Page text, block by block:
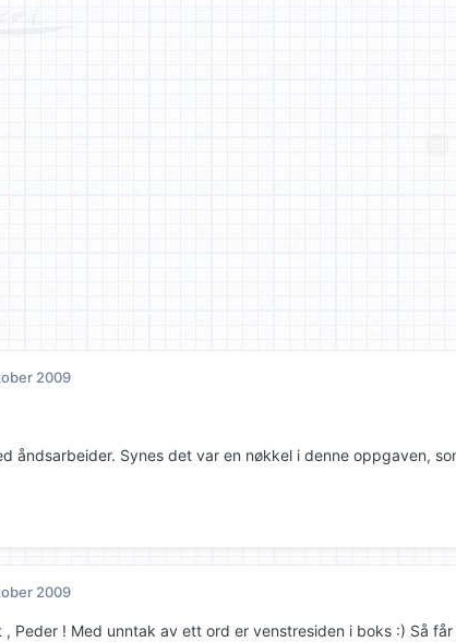
2009
åndsarbeider. Synes det var en nøkkel i denne oppgaven,
2009
Peder ! Med unntak av ett ord er venstresiden i boks :) Så